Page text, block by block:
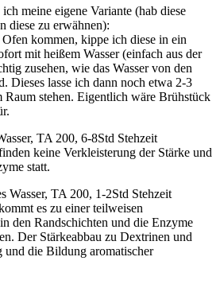
meine eigene Variante (hab diese
diese zu erwähnen):
Ofen kommen, kippe ich diese in ein
mit heißem Wasser (einfach aus der
zusehen, wie das Wasser von den
Dieses lasse ich dann noch etwa 2-3
stehen. Eigentlich wäre Brühstück
TA 200, 6-8Std Stehzeit
keine Verkleisterung der Stärke und
statt.
Wasser, TA 200, 1-2Std Stehzeit
es zu einer teilweisen
den Randschichten und die Enzyme
Der Stärkeabbau zu Dextrinen und
und die Bildung aromatischer